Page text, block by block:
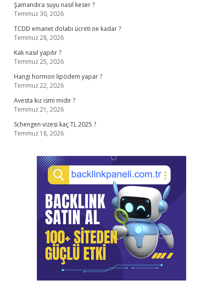
Şamandıra suyu nasıl keser ?
Temmuz 30, 2026
TCDD emanet dolabı ücreti ne kadar ?
Temmuz 28, 2026
Kak nasıl yapılır ?
Temmuz 25, 2026
Hangi hormon lipödem yapar ?
Temmuz 22, 2026
Avesta kız ismi midir ?
Temmuz 21, 2026
Schengen vizesi kaç TL 2025 ?
Temmuz 18, 2026